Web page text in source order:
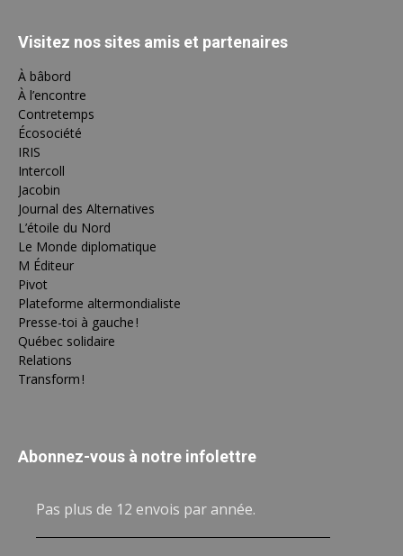
Visitez nos sites amis et partenaires
À bâbord
À l’encontre
Contretemps
Écosociété
IRIS
Intercoll
Jacobin
Journal des Alternatives
L’étoile du Nord
Le Monde diplomatique
M Éditeur
Pivot
Plateforme altermondialiste
Presse-toi à gauche !
Québec solidaire
Relations
Transform !
Abonnez-vous à notre infolettre
Pas plus de 12 envois par année.